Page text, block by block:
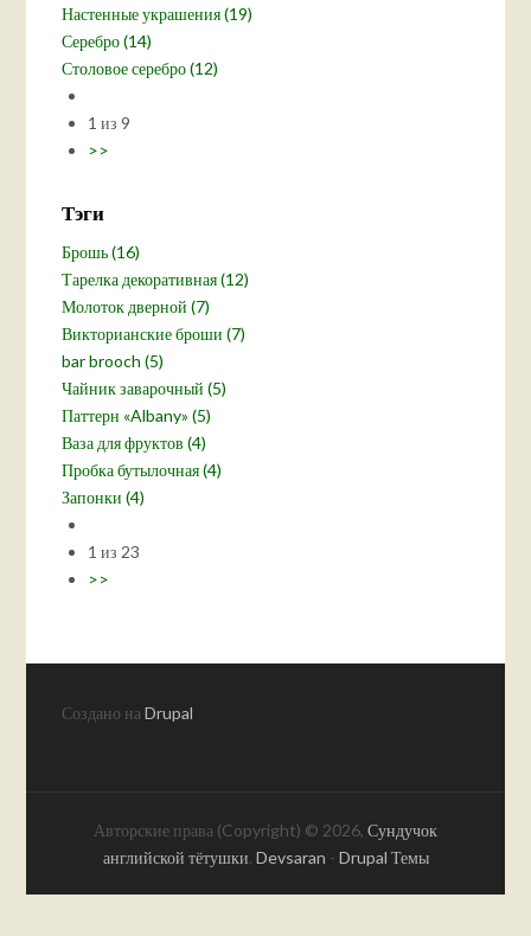
Настенные украшения (19)
Серебро (14)
Столовое серебро (12)
1 из 9
>>
Тэги
Брошь (16)
Тарелка декоративная (12)
Молоток дверной (7)
Викторианские броши (7)
bar brooch (5)
Чайник заварочный (5)
Паттерн «Albany» (5)
Ваза для фруктов (4)
Пробка бутылочная (4)
Запонки (4)
1 из 23
>>
Создано наDrupal
Авторские права (Copyright) © 2026, Сундучок
английской тётушки. Devsaran - Drupal Темы